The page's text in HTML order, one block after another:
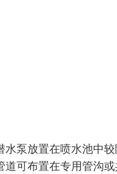
泵放置在喷水池中
可布置在专用管沟